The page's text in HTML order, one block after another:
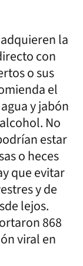
la
con
o sus
el
y jabón
No
estar
o heces
que evitar
y de
lejos.
868
viral en